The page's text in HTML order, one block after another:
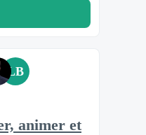
LB
animer et